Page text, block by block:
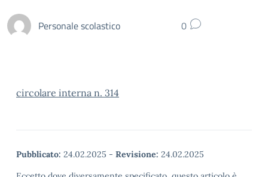
Personale scolastico 0
circolare interna n. 314
Pubblicato: 24.02.2025 - Revisione: 24.02.2025